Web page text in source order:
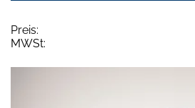
Preis:
MWSt: